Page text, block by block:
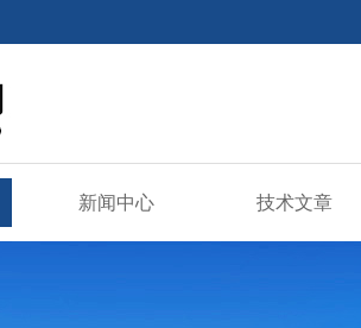
新闻中心 技术文章